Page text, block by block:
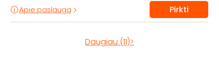
Apie paslaugą Pirkti
Daugiau (11)>